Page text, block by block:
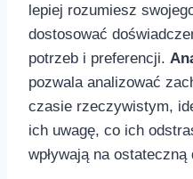
lepiej rozumiesz
dostosować
potrzeb i preferencji.
pozwala analizować
czasie rzeczywistym,
ich uwagę, co ⁤ich
wpływają na